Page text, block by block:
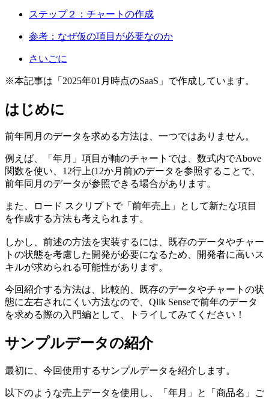
ステップ２：チャートの作成
参考：なぜ仮の項目が必要なのか
さいごに
※本記事は「2025年01月時点のSaaS」で作成しています。
はじめに
前年同月のデータを求める方法は、一つではありません。
例えば、「年月」項目が軸のチャートでは、数式内でAbove
関数を使い、12行上(12か月前)のデータを参照することで、
前年同月のデータが参照できる場合があります。
また、ロード スクリプトで「前年売上」として新たな項目
を作成する方法も考えられます。
しかし、前述の方法を実装するには、既存のデータやチャー
トの状態を考慮した開発が必要になるため、開発者に高いス
キルが求められる可能性があります。
今回紹介する方法は、比較的、既存のデータやチャートの状
態に左右されにくい方法なので、Qlik Senseで前年のデータ
を求める際の入門編として、トライしてみてください！
サンプルデータの紹介
最初に、今回使用するサンプルデータを紹介します。
以下のような売上データを使用し、「年月」と「商品名」ご